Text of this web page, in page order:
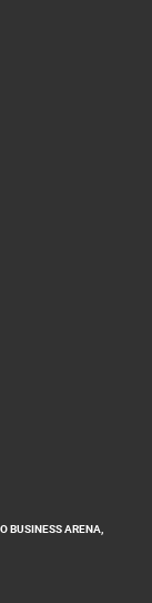
BUSINESS ARENA,